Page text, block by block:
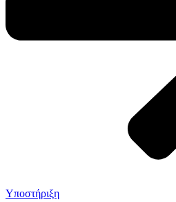
Υποστήριξη